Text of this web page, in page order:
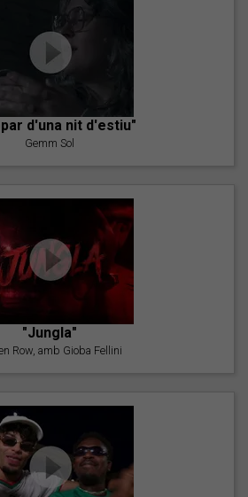
d'una nit d'estiu"
Gemm Sol
"Jungla"
Row, amb Gioba Fellini